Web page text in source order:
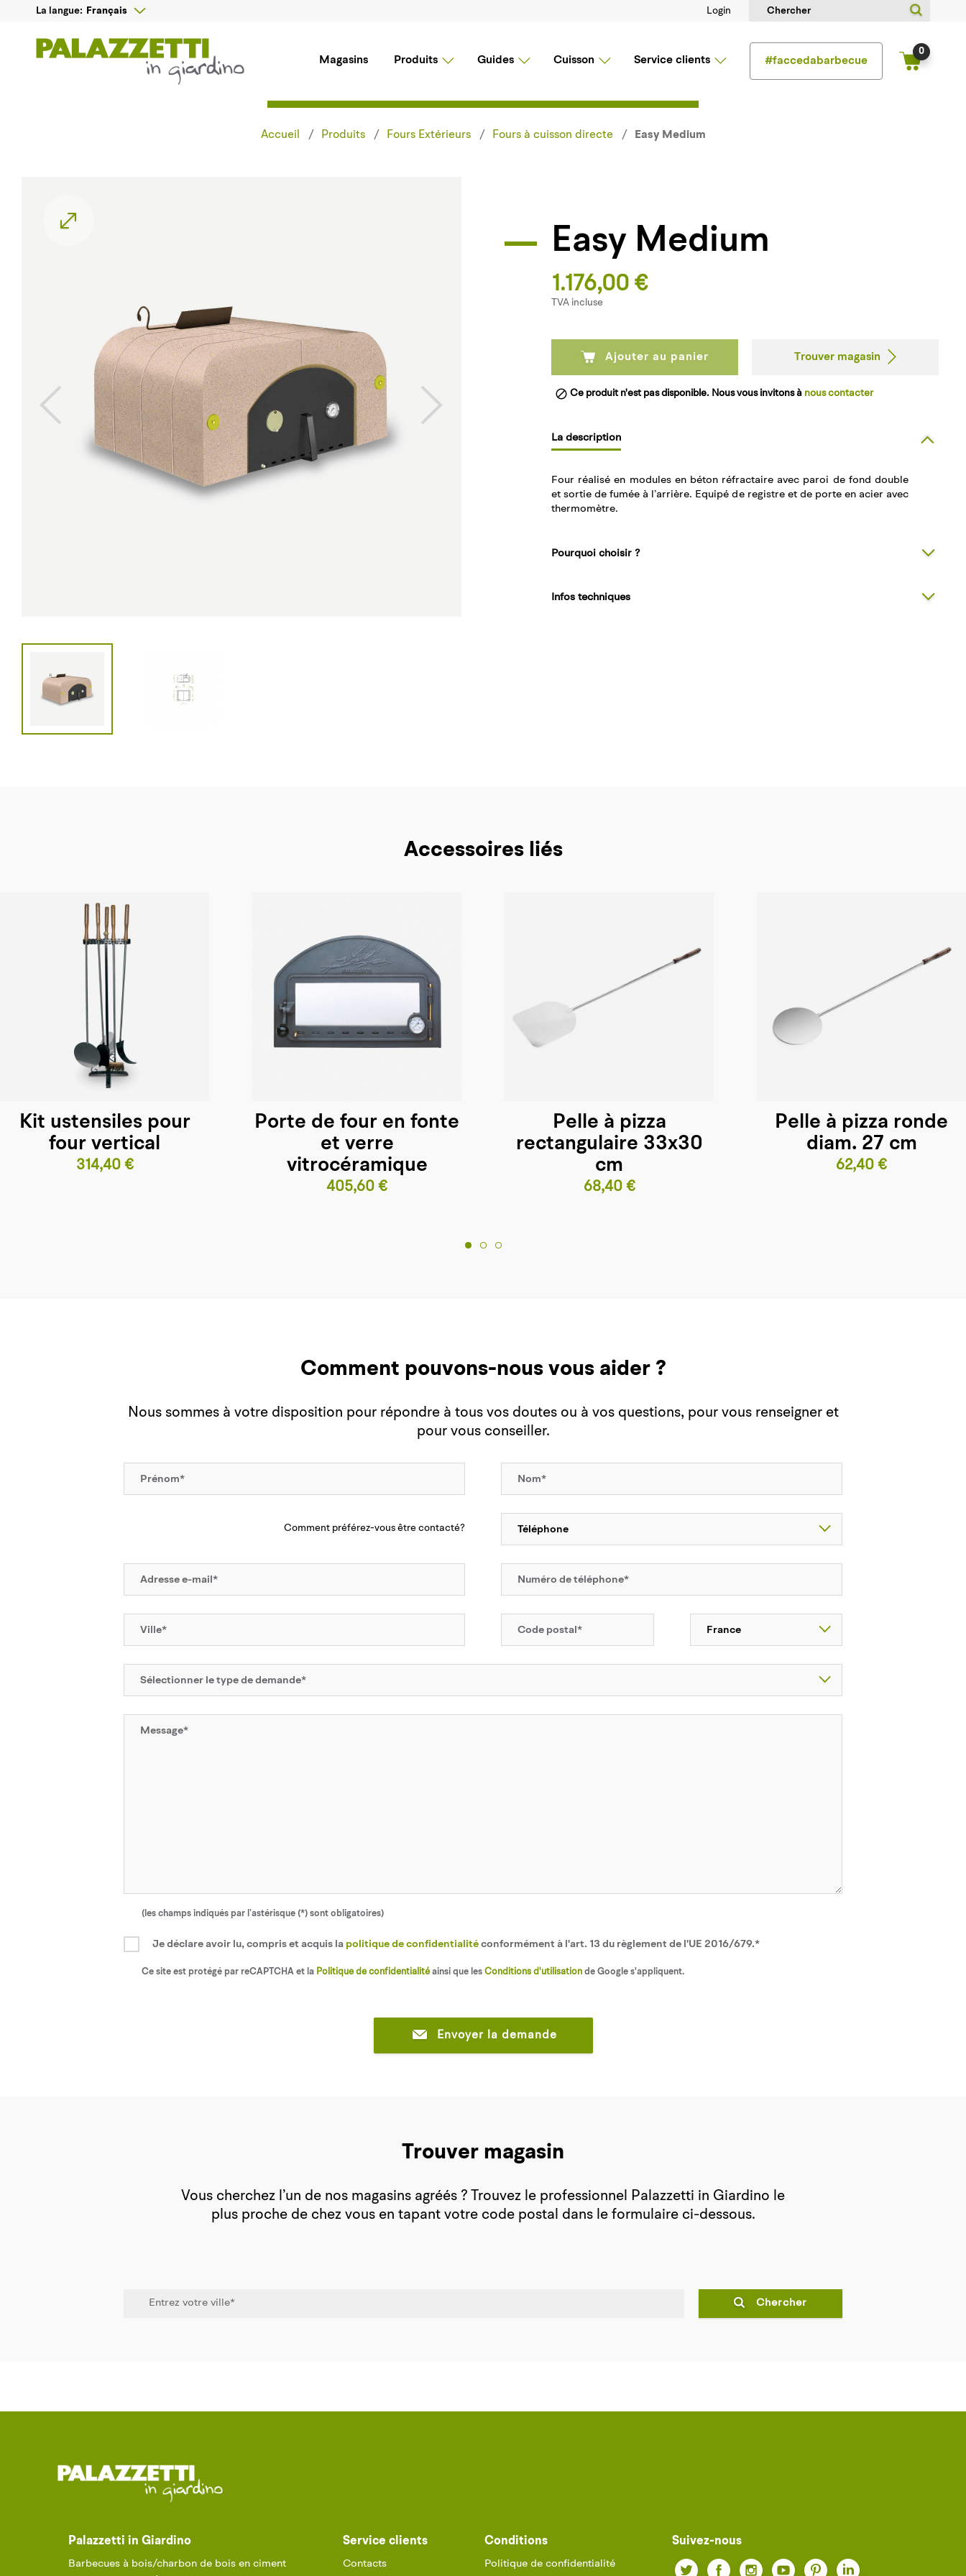
La langue: Français  Login
Magasins Produits Guides Cuisson Service clients #faccedabarbecue
0
Accueil Produits Fours Extérieurs Fours à cuisson directe Easy Medium
Easy Medium
1.176,00 €
TVA incluse
Ajouter au panier Trouver magasin
 Ce produit n'est pas disponible. Nous vous invitons à nous contacter
La description
Four réalisé en modules en béton réfractaire avec paroi de fond double
et sortie de fumée à l’arrière. Equipé de registre et de porte en acier avec
thermomètre.
Pourquoi choisir ?
Infos techniques
Accessoires liés
Kit ustensiles pour
four vertical
Prix
314,40 €
Porte de four en fonte
et verre
vitrocéramique
Prix
405,60 €
Pelle à pizza
rectangulaire 33x30
cm
Prix
68,40 €
Pelle à pizza ronde
diam. 27 cm
Prix
62,40 €
Comment pouvons-nous vous aider ?
Nous sommes à votre disposition pour répondre à tous vos doutes ou à vos questions, pour vous renseigner et
pour vous conseiller.
Comment préférez-vous être contacté?
(les champs indiqués par l’astérisque (*) sont obligatoires)
Je déclare avoir lu, compris et acquis la politique de confidentialité conformément à l'art. 13 du règlement de l'UE 2016/679.*
Ce site est protégé par reCAPTCHA et la Politique de confidentialitéainsi que les Conditions d'utilisation de Google s'appliquent.
Envoyer la demande
Trouver magasin
Vous cherchez l’un de nos magasins agréés ? Trouvez le professionnel Palazzetti in Giardino le
plus proche de chez vous en tapant votre code postal dans le formulaire ci-dessous.
Chercher
Palazzetti in Giardino
Barbecues à bois/charbon de bois en ciment
Service clients
Contacts
Conditions
Politique de confidentialité
Suivez-nous
Facebook
Twitter YouTubePinterest
Instagram